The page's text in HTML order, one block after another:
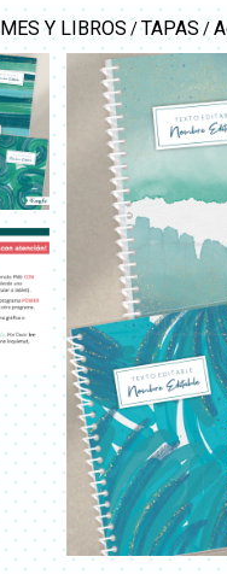
Y LIBROS /TAPAS/